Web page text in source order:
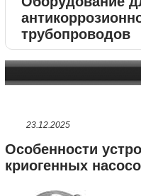
трубопроводов
23.12.2025
Особенности
криогенных